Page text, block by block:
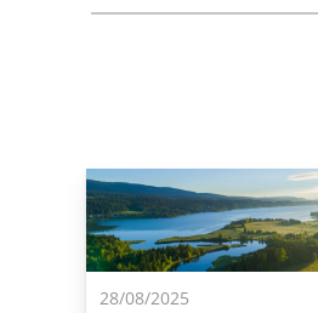
28/08/2025